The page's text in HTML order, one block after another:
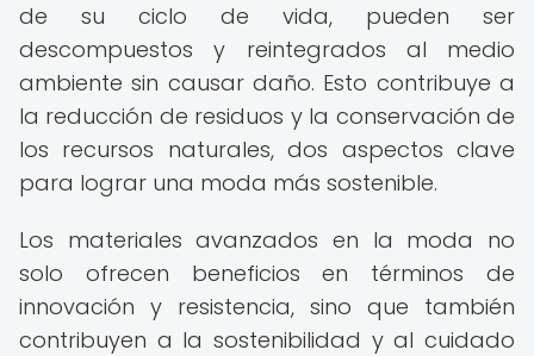
de su ciclo de vida, pueden ser
descompuestos y reintegrados al medio
ambiente sin causar daño. Esto contribuye a
la reducción de residuos y la conservación de
los recursos naturales, dos aspectos clave
para lograr una moda más sostenible.
Los materiales avanzados en la moda no
solo ofrecen beneficios en términos de
innovación y resistencia, sino que también
contribuyen a la sostenibilidad y al cuidado